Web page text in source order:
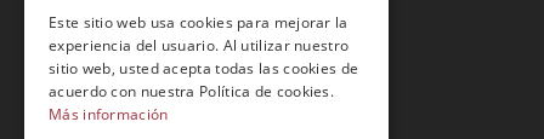
Política Integrada
Tratamiento de datos
Este sitio web usa cookies para mejorar la
experiencia del usuario. Al utilizar nuestro
sitio web, usted acepta todas las cookies de
acuerdo con nuestra Política de cookies.
Más información